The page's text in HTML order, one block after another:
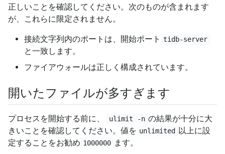
正しいことを確認してください。次のものが含まれます
が、これらに限定されません。
接続文字列内のポートは、開始ポート tidb-server
と一致します。
ファイアウォールは正しく構成されています。
開いたファイルが多すぎます
プロセスを開始する前に、 ulimit -n の結果が十分に大
きいことを確認してください。値を unlimited 以上に設
定することをお勧め 1000000 ます。